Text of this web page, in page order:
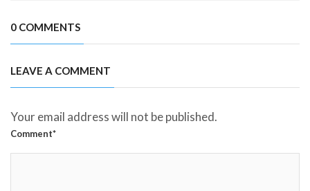
0 COMMENTS
LEAVE A COMMENT
Your email address will not be published.
Comment*